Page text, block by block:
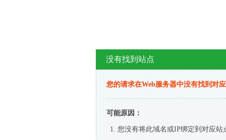
没有找到站点
您的请求在Web服务器中没有找到对
可能原因：
您没有将此域名或IP绑定到对应站